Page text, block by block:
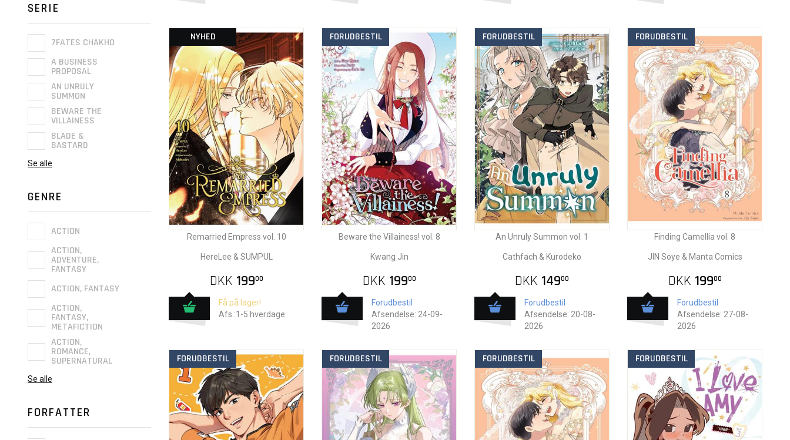
SERIE
7FATES CHAKHO
A BUSINESS
PROPOSAL
AN UNRULY
SUMMON
BEWARE THE
VILLAINESS
BLADE &
BASTARD
Se alle
GENRE
ACTION
ACTION,
ADVENTURE,
FANTASY
ACTION, FANTASY
ACTION,
FANTASY,
METAFICTION
ACTION,
ROMANCE,
SUPERNATURAL
Se alle
FORFATTER
NYHED
Remarried Empress vol. 10
HereLee & SUMPUL
DKK 19900
Få på lager!
Afs.:1-5 hverdage
FORUDBESTIL
Beware the Villainess! vol. 8
Kwang Jin
DKK 19900
Forudbestil
Afsendelse: 24-09-
2026
FORUDBESTIL
An Unruly Summon vol. 1
Cathfach & Kurodeko
DKK 14900
Forudbestil
Afsendelse: 20-08-
2026
FORUDBESTIL
Finding Camellia vol. 8
JIN Soye & Manta Comics
DKK 19900
Forudbestil
Afsendelse: 27-08-
2026
FORUDBESTIL FORUDBESTIL FORUDBESTIL FORUDBESTIL